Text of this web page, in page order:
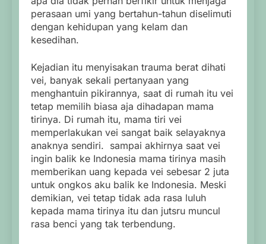
perasaan umi yang bertahun-tahun diselimuti
dengan kehidupan yang kelam dan
kesedihan.
Kejadian itu menyisakan trauma berat dihati
vei, banyak sekali pertanyaan yang
menghantuin pikirannya, saat di rumah itu vei
tetap memilih biasa aja dihadapan mama
tirinya. Di rumah itu, mama tiri vei
memperlakukan vei sangat baik selayaknya
anaknya sendiri. sampai akhirnya saat vei
ingin balik ke Indonesia mama tirinya masih
memberikan uang kepada vei sebesar 2 juta
untuk ongkos aku balik ke Indonesia. Meski
demikian, vei tetap tidak ada rasa luluh
kepada mama tirinya itu dan jutsru muncul
rasa benci yang tak terbendung.